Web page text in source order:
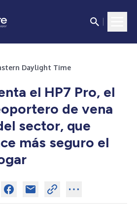
Daylight Time
el HP7 Pro, el
de vena
sector, que
más seguro el